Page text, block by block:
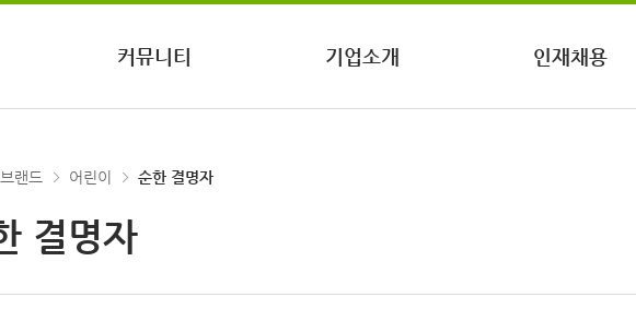
커뮤니티 기업소개 인재채용
브랜드 어린이 순한 결명자
결명자